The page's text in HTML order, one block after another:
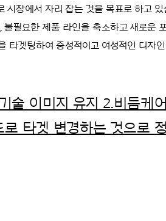
시장에서 자리 잡는 것을 목표로 하고 있
필요한 제품 라인을 축소하고 새로운
타겟팅하여 중성적이고 여성적인 디자
술 이미지 유지 2.비듬케
타겟 변경하는 것으로